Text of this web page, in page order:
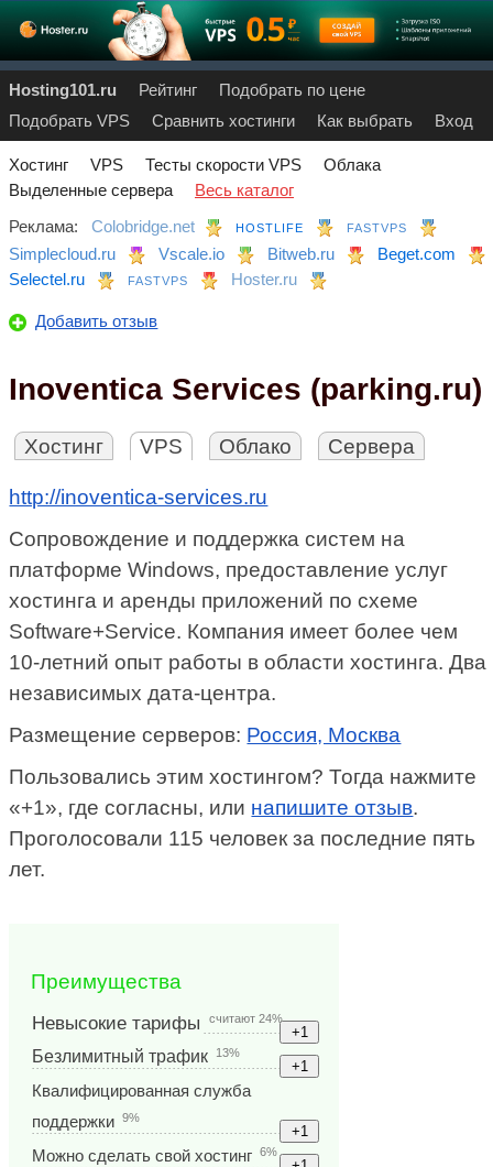
Hosting101.ru Рейтинг
Подобрать по цене
Подобрать VPS
Сравнить хостинги Как выбрать Вход
Хостинг VPS Тесты скорости VPS
Облака
Выделенные сервера
Весь каталог
Реклама:
Colobridge.net HOSTLIFE FASTVPS
Simplecloud.ru Vscale.io Bitweb.ru
Beget.com
Selectel.ru
FASTVPS Hoster.ru
Добавить отзыв
Inoventica Services (parking.ru)
Хостинг VPS Облако Сервера
http://inoventica-services.ru
Сопровождение и поддержка систем на
платформе Windows, предоставление услуг
хостинга и аренды приложений по схеме
Software+Service. Компания имеет более чем
10-летний опыт работы в области хостинга. Два
независимых дата-центра.
Размещение серверов: Россия, Москва
Пользовались этим хостингом? Тогда нажмите
«+1», где согласны, или напишите отзыв.
Проголосовали 115 человек за последние пять
лет.
Преимущества
Невысокие тарифы считают 24%
Безлимитный трафик 13%
Квалифицированная служба
поддержки
9%
Можно сделать свой хостинг 6%